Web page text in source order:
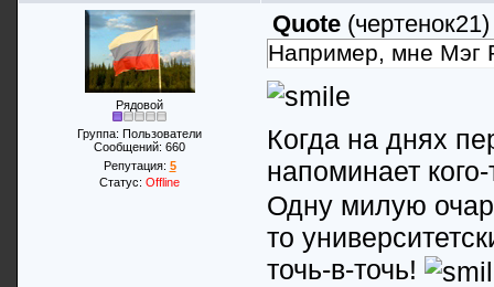
Рядовой
Группа: Пользователи
Сообщений: 660
Репутация: 5
Статус: Offline
Quote (чертенок21)
Например, мне Мэг
Когда на днях
напоминает
Одну милую
то
точь-в-точь!